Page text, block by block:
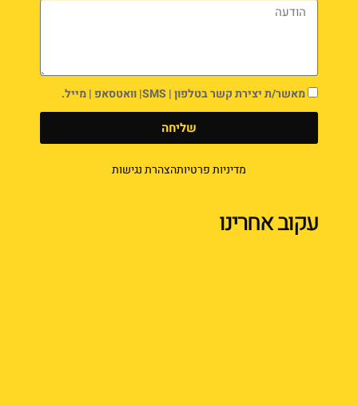
מאשר/ת יצירת קשר בטלפון | SMS| וואטסאפ | מייל.
שליחה
מדיניות פרטיותהצהרת נגישות
עקוב אחרינו